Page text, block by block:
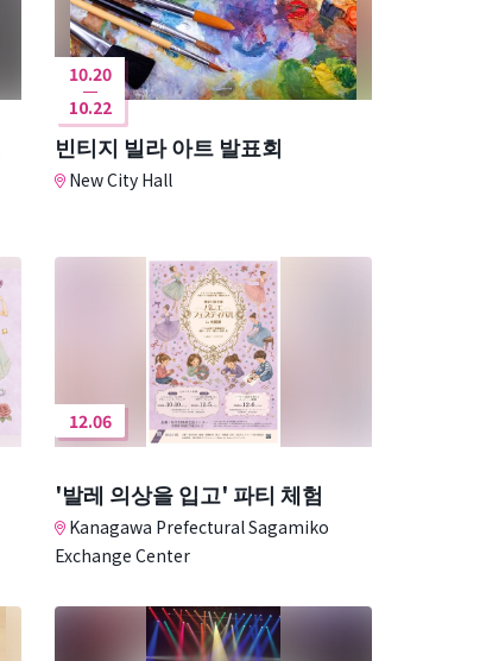
10.20
10.22
빈티지 빌라 아트 발표회
New City Hall
12.06
'발레 의상을 입고' 파티 체험
Kanagawa Prefectural Sagamiko
Exchange Center